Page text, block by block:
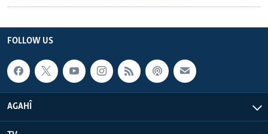
FOLLOW US
AGAHÎ